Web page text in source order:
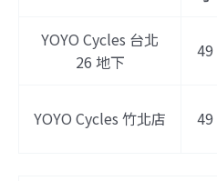
YOYO Cycles 台北
26 地下
49
YOYO Cycles 竹北店 49